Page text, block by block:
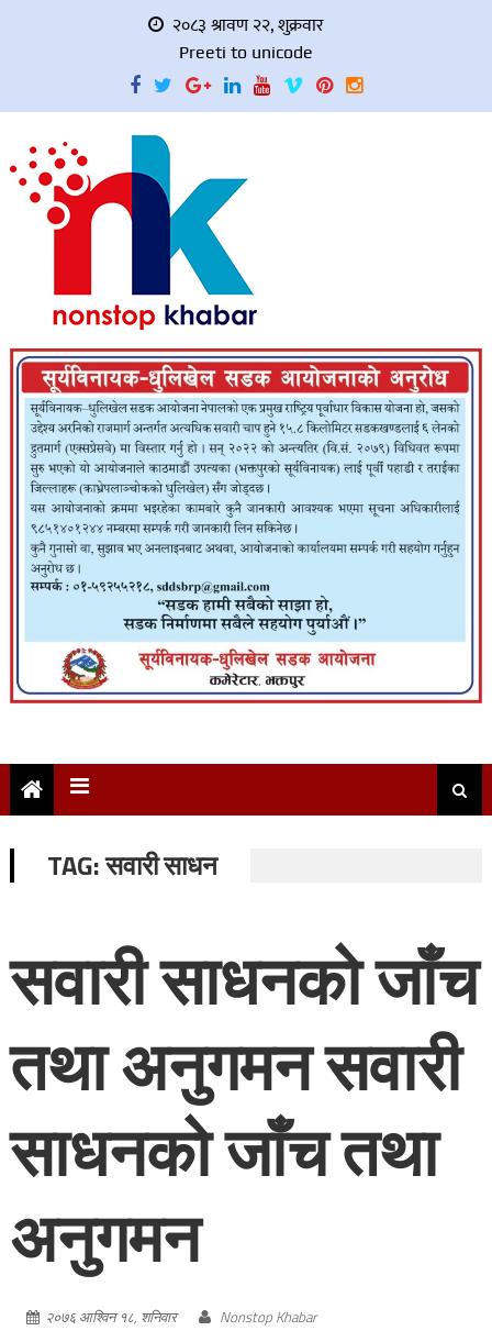
२०८३ श्रावण २२, शुक्रवार
Preeti to unicode
TAG:सवारी साधन
सवारी साधनको जाँच
तथा अनुगमन सवारी
साधनको जाँच तथा
अनुगमन
२०७६ आश्विन १८, शनिवार Nonstop Khabar